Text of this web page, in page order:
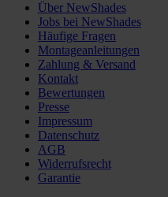
Über NewShades
Jobs bei NewShades
Häufige Fragen
Montageanleitungen
Zahlung & Versand
Kontakt
Bewertungen
Presse
Impressum
Datenschutz
AGB
Widerrufsrecht
Garantie